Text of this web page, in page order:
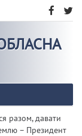
разом, давати
– Президент